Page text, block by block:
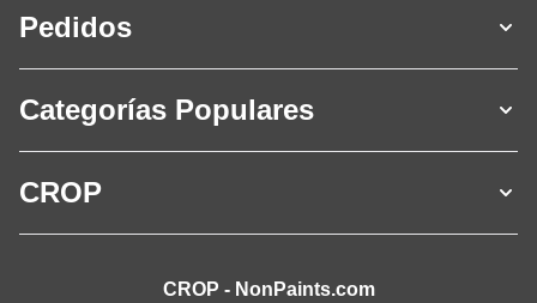
Pedidos
Categorías Populares
CROP
CROP - NonPaints.com